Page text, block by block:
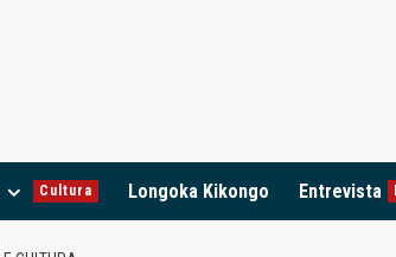
Cultura Longoka Kikongo Entrevista